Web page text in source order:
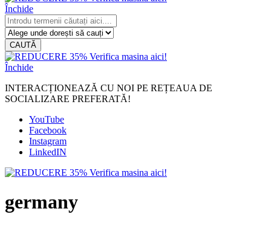
Închide
CAUTĂ
Închide
INTERACȚIONEAZĂ CU NOI PE REȚEAUA DE
SOCIALIZARE PREFERATĂ!
YouTube
Facebook
Instagram
LinkedIN
germany